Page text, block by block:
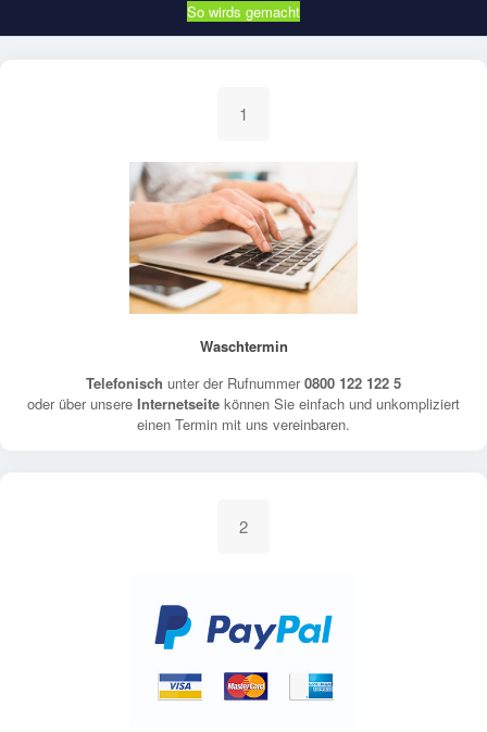
So wirds gemacht
1
Waschtermin
Telefonisch unter der Rufnummer0800 122 122 5
oder über unsere Internetseite können Sie einfach und unkompliziert
einen Termin mit uns vereinbaren.
2